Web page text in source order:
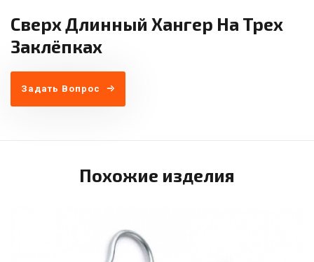
Сверх Длинный Хангер На Трех
Заклёпках
Задать Вопрос
Похожие изделия